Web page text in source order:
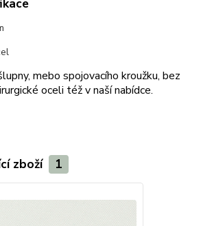
mebo spojovacího kroužku, bez
oceli též v naší nabídce.
zboží 1